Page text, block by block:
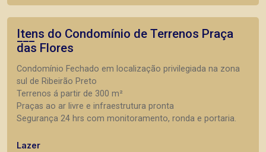
Itens do Condomínio de Terrenos Praça
das Flores
Condomínio Fechado em localização privilegiada na zona
sul de Ribeirão Preto
Terrenos á partir de 300 m²
Praças ao ar livre e infraestrutura pronta
Segurança 24 hrs com monitoramento, ronda e portaria.
Lazer